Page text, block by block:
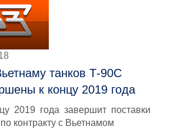
танков Т-90С
к концу 2019 года
2019 года завершит поставки
контракту с Вьетнамом